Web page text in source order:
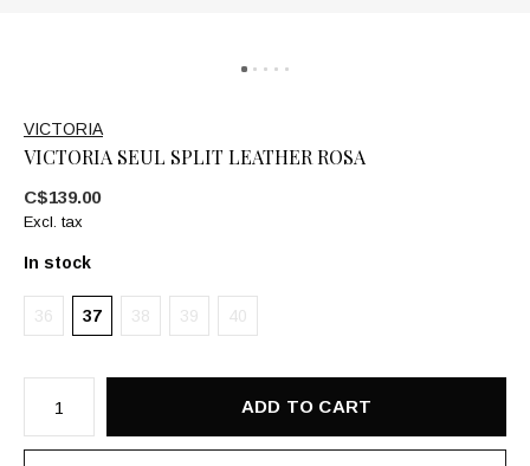
VICTORIA
VICTORIA SEUL SPLIT LEATHER ROSA
C$139.00
Excl. tax
In stock
36 37 38 39 40
ADD TO CART